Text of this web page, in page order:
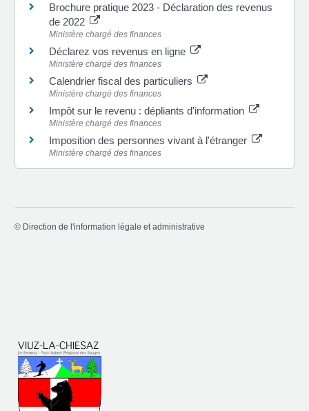
Brochure pratique 2023 - Déclaration des revenus
de 2022
Ministère chargé des finances
Déclarez vos revenus en ligne
Ministère chargé des finances
Calendrier fiscal des particuliers
Ministère chargé des finances
Impôt sur le revenu : dépliants d'information
Ministère chargé des finances
Imposition des personnes vivant à l'étranger
Ministère chargé des finances
© Direction de l'information légale et administrative